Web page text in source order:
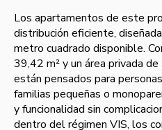
Los apartamentos de este
distribución eficiente,
metro cuadrado disponible.
39,42 m² y un área privada
están pensados para
familias pequeñas o
y funcionalidad sin
dentro del régimen VIS, los